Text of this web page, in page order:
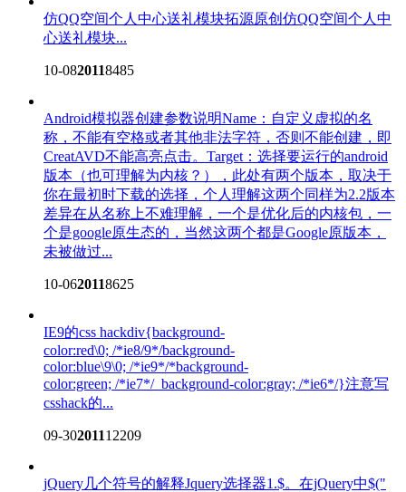
仿QQ空间个人中心送礼模块拓源原创仿QQ空间个人中
心送礼模块...
10-0820118485
Android模拟器创建参数说明Name：自定义虚拟的名
称，不能有空格或者其他非法字符，否则不能创建，即
CreatAVD不能高亮点击。Target：选择要运行的android
版本（也可理解为内核？），此处有两个版本，取决于
你在最初时下载的选择，个人理解这两个同样为2.2版本
差异在从名称上不难理解，一个是优化后的内核包，一
个是google原生态的，当然这两个都是Google原版本，
未被做过...
10-0620118625
IE9的css hackdiv{background-
color:red\0; /*ie8/9*/background-
color:blue\9\0; /*ie9*/*background-
color:green; /*ie7*/_background-color:gray; /*ie6*/}注意写
csshack的...
09-30201112209
jQuery几个符号的解释Jquery选择器1.$。在jQuery中$("